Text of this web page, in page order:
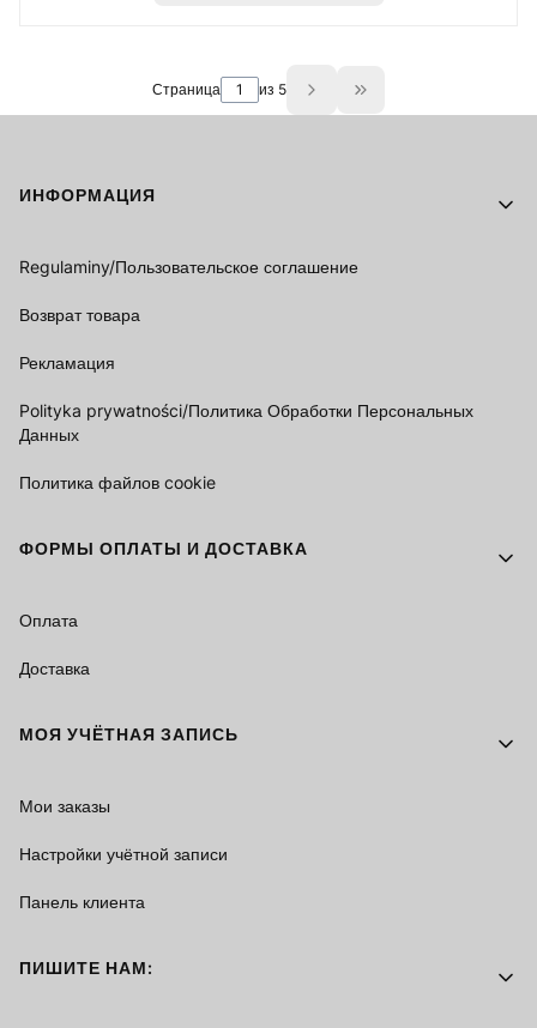
Страница из 5 Go to the last page
Footer menu
ИНФОРМАЦИЯ
Regulaminy/Пользовательское соглашение
Возврат товара
Рекламация
Polityka prywatności/Политика Обработки Персональных
Данных
Политика файлов cookie
ФОРМЫ ОПЛАТЫ И ДОСТАВКА
Оплата
Доставка
МОЯ УЧЁТНАЯ ЗАПИСЬ
Мои заказы
Настройки учётной записи
Панель клиента
ПИШИТЕ НАМ: